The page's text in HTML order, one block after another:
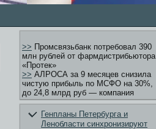
>> Промсвязьбанк потребовал 390
млн рублей от фармдистрибьютора
«Протек»
>> АЛРОСА за 9 месяцев снизила
чистую прибыль по МСФО на 30%,
до 24,8 млрд руб — компания
Генпланы Петербурга и
Ленобласти синхронизируют